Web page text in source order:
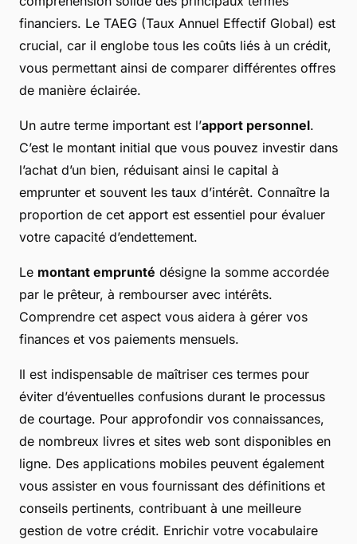
financiers. Le TAEG (Taux Annuel Effectif Global) est
crucial, car il englobe tous les coûts liés à un crédit,
vous permettant ainsi de comparer différentes offres
de manière éclairée.
Un autre terme important est l’apport personnel.
C’est le montant initial que vous pouvez investir dans
l’achat d’un bien, réduisant ainsi le capital à
emprunter et souvent les taux d’intérêt. Connaître la
proportion de cet apport est essentiel pour évaluer
votre capacité d’endettement.
Le montant emprunté désigne la somme accordée
par le prêteur, à rembourser avec intérêts.
Comprendre cet aspect vous aidera à gérer vos
finances et vos paiements mensuels.
Il est indispensable de maîtriser ces termes pour
éviter d’éventuelles confusions durant le processus
de courtage. Pour approfondir vos connaissances,
de nombreux livres et sites web sont disponibles en
ligne. Des applications mobiles peuvent également
vous assister en vous fournissant des définitions et
conseils pertinents, contribuant à une meilleure
gestion de votre crédit. Enrichir votre vocabulaire